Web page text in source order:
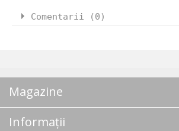
Comentarii (0)
Magazine
Informații